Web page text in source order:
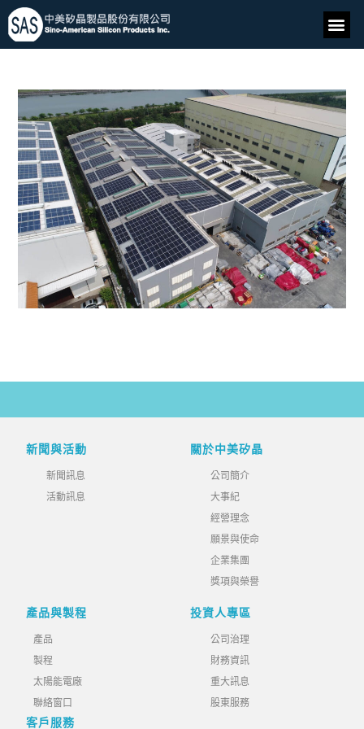
新聞與活動
新聞訊息
活動訊息
關於中美矽晶
公司簡介
大事紀
經營理念
願景與使命
企業集團
獎項與榮譽
產品與製程
產品
製程
太陽能電廠
聯絡窗口
客戶服務
投資人專區
公司治理
財務資訊
重大訊息
股東服務